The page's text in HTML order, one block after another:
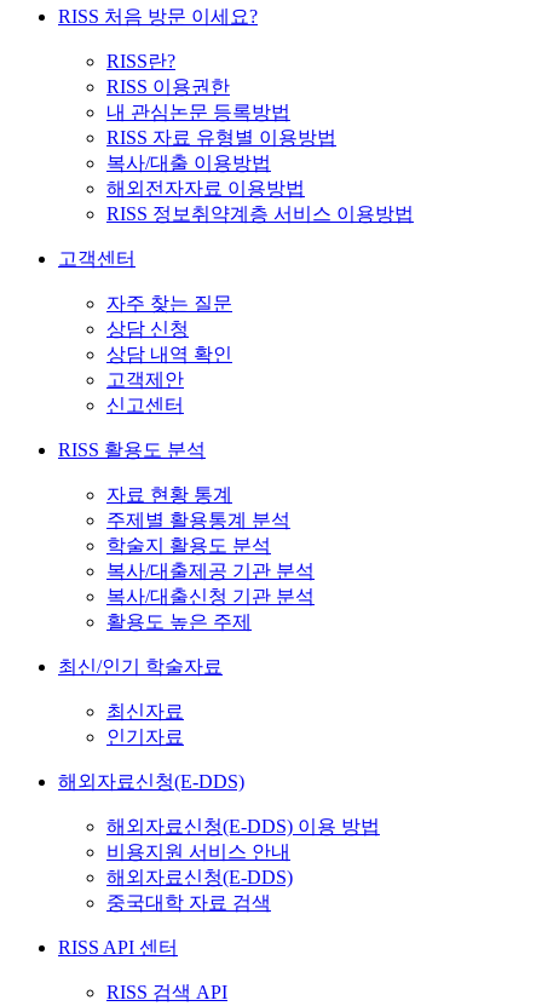
RISS 처음 방문 이세요?
RISS란?
RISS 이용권한
내 관심논문 등록방법
RISS 자료 유형별 이용방법
복사/대출 이용방법
해외전자자료 이용방법
RISS 정보취약계층 서비스 이용방법
고객센터
자주 찾는 질문
상담 신청
상담 내역 확인
고객제안
신고센터
RISS 활용도 분석
자료 현황 통계
주제별 활용통계 분석
학술지 활용도 분석
복사/대출제공 기관 분석
복사/대출신청 기관 분석
활용도 높은 주제
최신/인기 학술자료
최신자료
인기자료
해외자료신청(E-DDS)
해외자료신청(E-DDS) 이용 방법
비용지원 서비스 안내
해외자료신청(E-DDS)
중국대학 자료 검색
RISS API 센터
RISS 검색 API